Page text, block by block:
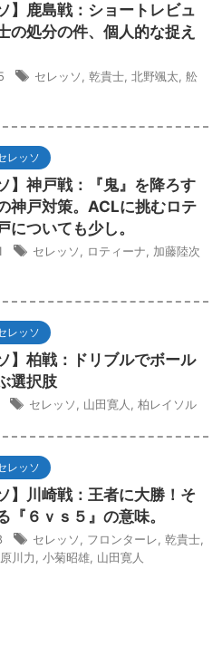
】鹿島戦：ショートレビュ
の処分の件、個人的な捉え
セレッソ 乾貴士 北野颯太 舩
レッソ
】神戸戦：『鬼』を降ろす
神戸対策。ACLに挑むロテ
についても少し。
セレッソ ロティーナ
加藤陸次
レッソ
】柏戦：ドリブルでボール
選択肢
セレッソ 山田寛人 柏レイソル
レッソ
】川崎戦：王者に大勝！そ
『６ｖｓ５』の意味。
セレッソ フロンターレ 乾貴士
原川力 小菊昭雄 山田寛人